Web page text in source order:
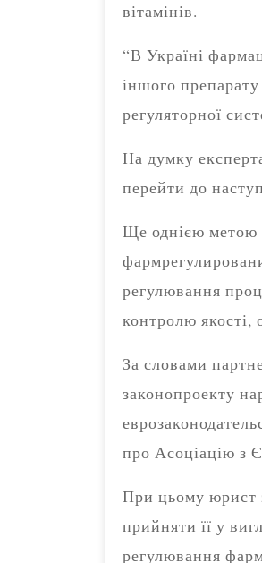
вітамінів.
“В Україні
іншого
регуляторної
На думку
перейти до
Ще однією метою
регулювання
контролю якості,
За словами
законопроекту
про Асоціацію з
При цьому юрист
прийняти її у
регулювання